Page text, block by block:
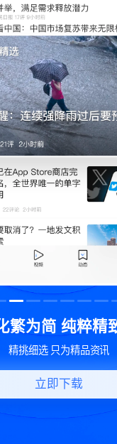
世界变化 热问一
好问题好回答 多元视角看
立即下载